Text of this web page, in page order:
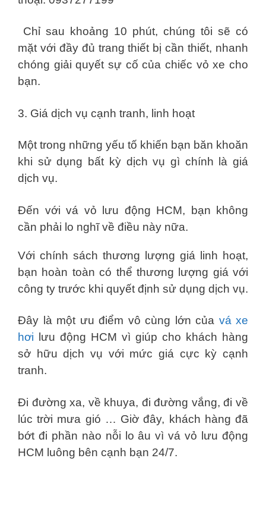
Chỉ sau khoảng 10 phút, chúng tôi sẽ có
mặt với đầy đủ trang thiết bị cần thiết, nhanh
chóng giải quyết sự cố của chiếc vỏ xe cho
bạn.
3. Giá dịch vụ cạnh tranh, linh hoạt
Một trong những yếu tố khiến bạn băn khoăn
khi sử dụng bất kỳ dịch vụ gì chính là giá
dịch vụ.
Đến với vá vỏ lưu động HCM, bạn không
cần phải lo nghĩ về điều này nữa.
Với chính sách thương lượng giá linh hoạt,
bạn hoàn toàn có thể thương lượng giá với
công ty trước khi quyết định sử dụng dịch vụ.
Đây là một ưu điểm vô cùng lớn của vá xe
hơi lưu động HCM vì giúp cho khách hàng
sở hữu dịch vụ với mức giá cực kỳ cạnh
tranh.
Đi đường xa, về khuya, đi đường vắng, đi về
lúc trời mưa gió … Giờ đây, khách hàng đã
bớt đi phần nào nỗi lo âu vì vá vỏ lưu động
HCM luông bên cạnh bạn 24/7.